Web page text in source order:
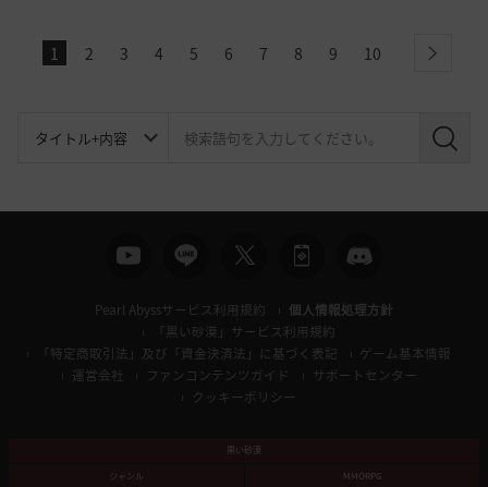
1 2 3 4 5 6 7 8 9 10 next
検
Pearl Abyssサービス利用規約
個人情報処理方針
「黒い砂漠」サービス利用規約
「特定商取引法」及び「資金決済法」に基づく表記
ゲーム基本情報
運営会社
ファンコンテンツガイド
サポートセンター
クッキーポリシー
黒い砂漠
ジャンル
MMORPG